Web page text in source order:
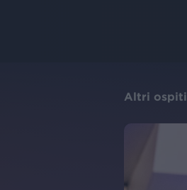
Altri ospiti